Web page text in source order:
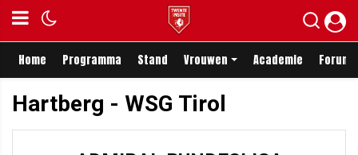
Home Programma Stand Vrouwen Academie Forum
Hartberg - WSG Tirol